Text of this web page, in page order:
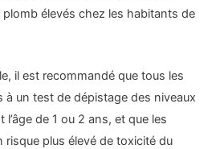
élevés chez les habitants de
il est recommandé que tous les
un test de dépistage des niveaux
de 1 ou 2 ans, et que les
plus élevé de toxicité du